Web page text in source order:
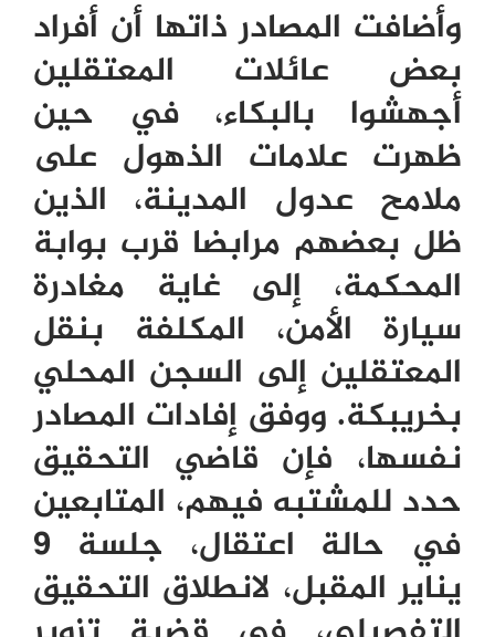
وأضافت المصادر ذاتها أن أفراد
بعض عائلات المعتقلين
أجهشوا بالبكاء، في حين
ظهرت علامات الذهول على
ملامح عدول المدينة، الذين
ظل بعضهم مرابضا قرب بوابة
المحكمة، إلى غاية مغادرة
سيارة الأمن، المكلفة بنقل
المعتقلين إلى السجن المحلي
بخريبكة. ووفق إفادات المصادر
نفسها، فإن قاضي التحقيق
حدد للمشتبه فيهم، المتابعين
في حالة اعتقال، جلسة 9
يناير المقبل، لانطلاق التحقيق